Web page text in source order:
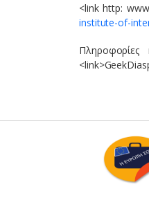
<link http:
institute-of-